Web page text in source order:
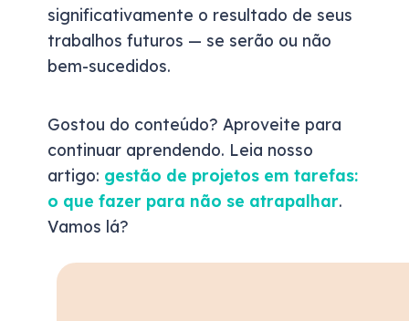
significativamente o resultado de seus
trabalhos futuros — se serão ou não
bem-sucedidos.
Gostou do conteúdo? Aproveite para
continuar aprendendo. Leia nosso
artigo: gestão de projetos em tarefas:
o que fazer para não se atrapalhar.
Vamos lá?